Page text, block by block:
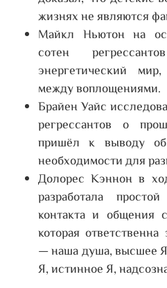
жизнях не являются
Майкл Ньютон на
сотен
энергетический
между воплощениями.
Брайен Уайс
регрессантов о
пришёл к выводу
необходимости для
Долорес Кэннон в
разработала
контакта и общения
которая
— наша душа, высшее
Я, истинное Я,